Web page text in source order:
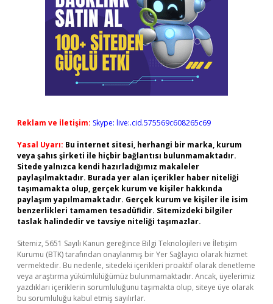
Reklam ve İletişim: Skype: live:.cid.575569c608265c69
Yasal Uyarı: Bu internet sitesi, herhangi bir marka, kurum
veya şahıs şirketi ile hiçbir bağlantısı bulunmamaktadır.
Sitede yalnızca kendi hazırladığımız makaleler
paylaşılmaktadır. Burada yer alan içerikler haber niteliği
taşımamakta olup, gerçek kurum ve kişiler hakkında
paylaşım yapılmamaktadır. Gerçek kurum ve kişiler ile isim
benzerlikleri tamamen tesadüfidir. Sitemizdeki bilgiler
taslak halindedir ve tavsiye niteliği taşımazlar.
Sitemiz, 5651 Sayılı Kanun gereğince Bilgi Teknolojileri ve İletişim
Kurumu (BTK) tarafından onaylanmış bir Yer Sağlayıcı olarak hizmet
vermektedir. Bu nedenle, sitedeki içerikleri proaktif olarak denetleme
veya araştırma yükümlülüğümüz bulunmamaktadır. Ancak, üyelerimiz
yazdıkları içeriklerin sorumluluğunu taşımakta olup, siteye üye olarak
bu sorumluluğu kabul etmiş sayılırlar.